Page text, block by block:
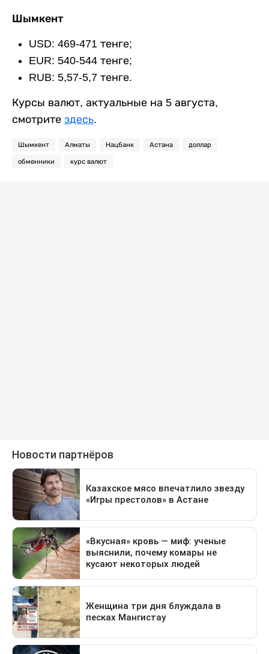
Шымкент
USD: 469-471 тенге;
EUR: 540-544 тенге;
RUB: 5,57-5,7 тенге.
Курсы валют, актуальные на 5 августа,
смотрите здесь.
Шымкент Алматы Нацбанк Астана доллар
обменники курс валют